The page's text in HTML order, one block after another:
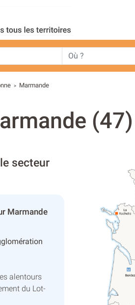
> Marmande
(47)
secteur
Marmande
alentours
du Lot-